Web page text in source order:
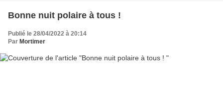
Bonne nuit polaire à tous !
Publié le 28/04/2022 à 20:14
Par Mortimer